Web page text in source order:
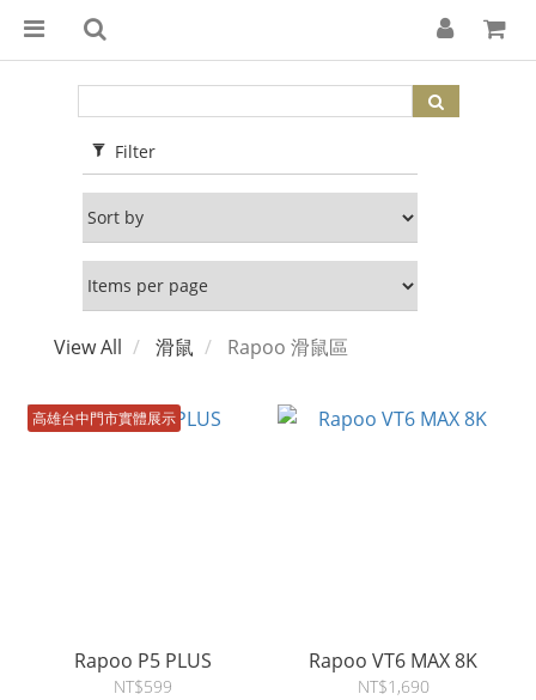
Filter
View All 滑鼠 Rapoo 滑鼠區
高雄台中門市實體展示
Rapoo P5 PLUS
NT$599
Rapoo VT6 MAX 8K
NT$1,690